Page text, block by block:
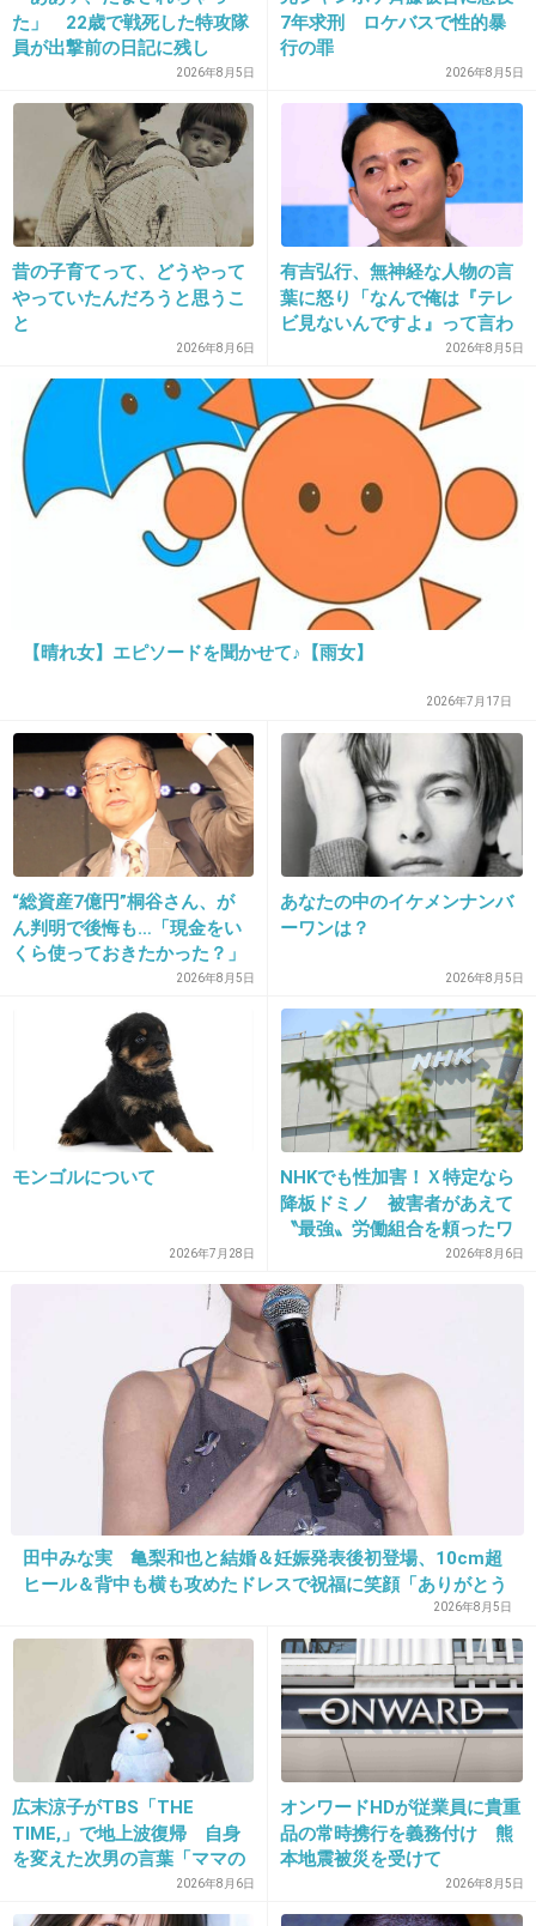
出典：livedoor.blogimg.jp
出典：livedoor.blogimg.jp
た」 22歳で戦死した特攻隊
員が出撃前の日記に残し
2026年8月5日
7年求刑 ロケバスで性的暴
行の罪
2026年8月5日
昔の子育てって、どうやって
やっていたんだろうと思うこ
と
2026年8月6日
有吉弘行、無神経な人物の言
葉に怒り「なんで俺は『テレ
ビ見ないんですよ』って言わ
れなきゃいけないの？ふざけ
やがって」
2026年8月5日
【晴れ女】エピソードを聞かせて♪【雨女】
2026年7月17日
“総資産7億円”桐谷さん、が
ん判明で後悔も…「現金をい
くら使っておきたかった？」
2026年8月5日
あなたの中のイケメンナンバ
ーワンは？
2026年8月5日
モンゴルについて
2026年7月28日
NHKでも性加害！Ｘ特定なら
降板ドミノ 被害者があえて
〝最強〟労働組合を頼ったワ
2026年8月6日
田中みな実 亀梨和也と結婚＆妊娠発表後初登場、10cm超
ヒール＆背中も横も攻めたドレスで祝福に笑顔「ありがとう
2026年8月5日
広末涼子がTBS「THE
TIME,」で地上波復帰 自身
を変えた次男の言葉「ママの
ファンの人なら、知りたいん
じゃないか」
2026年8月6日
オンワードHDが従業員に貴重
品の常時携行を義務付け 熊
本地震被災を受けて
2026年8月5日